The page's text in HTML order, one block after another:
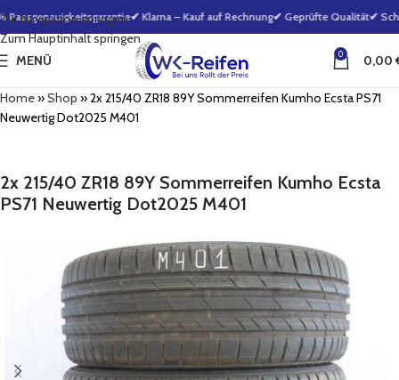
Zur Navigation springen
Zum Hauptinhalt springen
✔ Klarna – Kauf auf Rechnung✔ Geprüfte Qualität✔
MENÜ 0 0,00
Home»Shop »2x 215/40 ZR18 89Y Sommerreifen Kumho Ecsta PS71
Neuwertig Dot2025 M401
2x 215/40 ZR18 89Y Sommerreifen Kumho Ecsta
PS71 Neuwertig Dot2025 M401